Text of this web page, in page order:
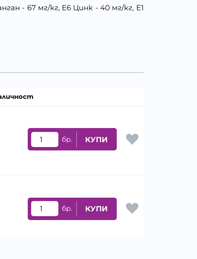
- 67 мг/кг, Е6 Цинк - 40 мг/кг, Е1
бр. КУПИ
бр. КУПИ